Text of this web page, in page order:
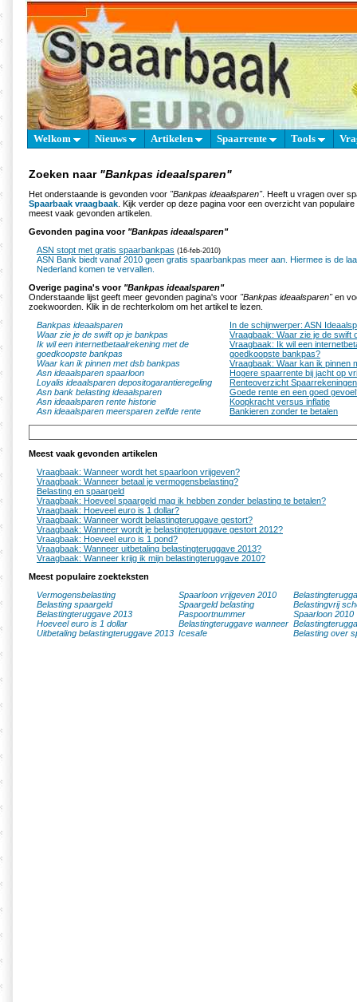
Welkom Nieuws Artikelen Spaarrente Tools
Zoeken naar "Bankpas ideaalsparen"
Het onderstaande is gevonden voor "Bankpas ideaalsparen". Heeft u vragen over
Spaarbaak vraagbaak . Kijk verder op deze pagina voor een overzicht van
meest vaak gevonden artikelen.
Gevonden pagina voor "Bankpas ideaalsparen"
ASN stopt met gratis spaarbankpas (16-feb-2010)
ASN Bank biedt vanaf 2010 geen gratis spaarbankpas meer aan. Hiermee is de
Nederland komen te vervallen.
Overige pagina's voor "Bankpas ideaalsparen"
Onderstaande lijst geeft meer gevonden pagina's voor "Bankpas ideaalsparen"en
zoekwoorden. Klik in de rechterkolom om het artikel te lezen.
Bankpas ideaalsparen
In de schijnwerper: ASN
Waar zie je de swift op je bankpas
Vraagbaak: Waar zie je de swift
Ik wil een internetbetaalrekening met de
goedkoopste bankpas
Vraagbaak: Ik wil een
goedkoopste bankpas?
Waar kan ik pinnen met dsb bankpas
Vraagbaak: Waar kan ik pinnen
Asn ideaalsparen spaarloon
Hogere spaarrente bij jacht op
Loyalis ideaalsparen depositogarantieregeling
Renteoverzicht
Asn bank belasting ideaalsparen
Goede rente en een goed
Asn ideaalsparen rente historie
Koopkracht versus inflatie
Asn ideaalsparen meersparen zelfde rente
Bankieren zonder te betalen
Meest vaak gevonden artikelen
Vraagbaak: Wanneer wordt het spaarloon vrijgeven?
Vraagbaak: Wanneer betaal je vermogensbelasting?
Belasting en spaargeld
Vraagbaak: Hoeveel spaargeld mag ik hebben zonder belasting te betalen?
Vraagbaak: Hoeveel euro is 1 dollar?
Vraagbaak: Wanneer wordt belastingteruggave gestort?
Vraagbaak: Wanneer wordt je belastingteruggave gestort 2012?
Vraagbaak: Hoeveel euro is 1 pond?
Vraagbaak: Wanneer uitbetaling belastingteruggave 2013?
Vraagbaak: Wanneer krijg ik mijn belastingteruggave 2010?
Meest populaire zoekteksten
Vermogensbelasting
Spaarloon vrijgeven 2010
Belasting spaargeld
Spaargeld belasting
Belastingvrij
Belastingteruggave 2013
Paspoortnummer
Spaarloon 2010
Hoeveel euro is 1 dollar
Belastingteruggave wanneer
Uitbetaling belastingteruggave 2013 Icesafe Belasting over